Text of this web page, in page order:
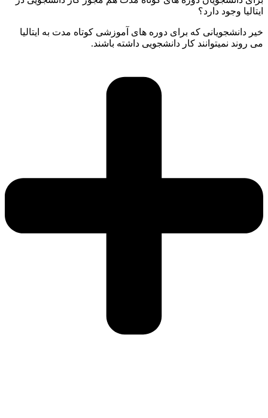
ایتالیا وجود دارد؟
خیر دانشجویانی که برای دوره های آموزشی کوتاه مدت به ایتالیا
می روند نمیتوانند کار دانشجویی داشته باشند.